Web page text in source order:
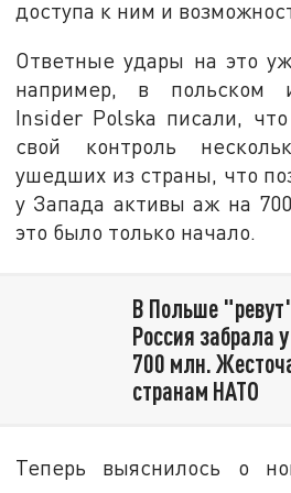
доступа к ним и
Ответные удары на это
например, в польском
Insider Polska писали,
свой контроль
ушедших из страны, что
у Запада активы аж на
это было только начало.
В Польше
Россия забрала
700 млн.
странам НАТО
Теперь выяснилось о